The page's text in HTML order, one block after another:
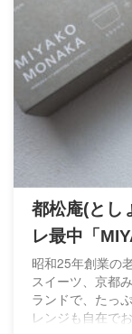
都松庵(とし
レ最中「
昭和25年創業の
スイーツ、京都
ランドで、たっ
レンジも自在で